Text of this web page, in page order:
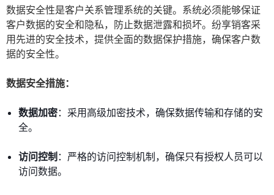
数据安全性是客户关系管理系统的关键。系统必须能够保证
客户数据的安全和隐私，防止数据泄露和损坏。纷享销客采
用先进的安全技术，提供全面的数据保护措施，确保客户数
据的安全性。
数据安全措施：
数据加密：采用高级加密技术，确保数据传输和存储的安
全。
访问控制 ：严格的访问控制机制，确保只有授权人员可以
访问数据。